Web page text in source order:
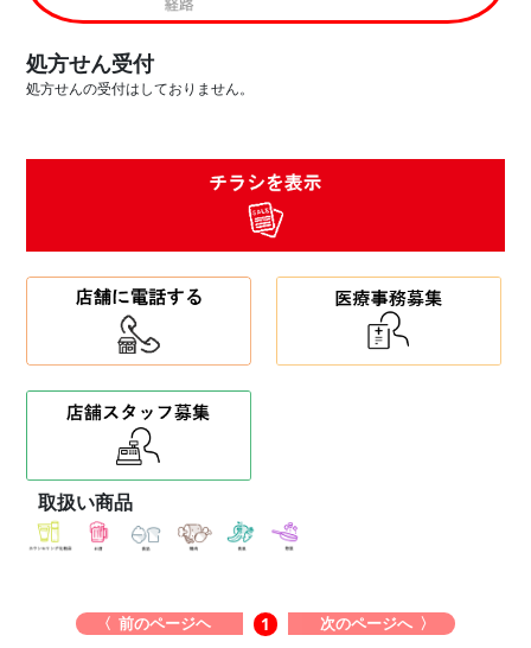
処方せん受付
処方せんの受付はしておりません。
取扱い商品
〈 前のページヘ 1 次のページへ 〉